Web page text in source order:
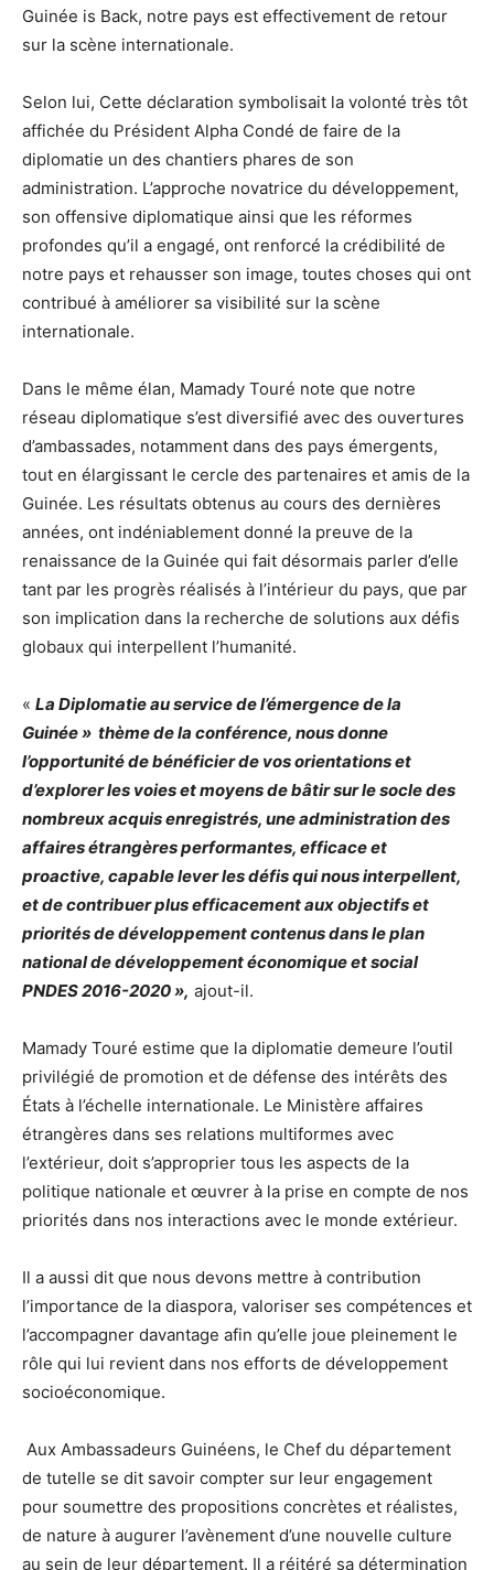
Guinée is Back, notre pays est effectivement de retour
sur la scène internationale.
Selon lui, Cette déclaration symbolisait la volonté très tôt
affichée du Président Alpha Condé de faire de la
diplomatie un des chantiers phares de son
administration. L’approche novatrice du développement,
son offensive diplomatique ainsi que les réformes
profondes qu’il a engagé, ont renforcé la crédibilité de
notre pays et rehausser son image, toutes choses qui ont
contribué à améliorer sa visibilité sur la scène
internationale.
Dans le même élan, Mamady Touré note que notre
réseau diplomatique s’est diversifié avec des ouvertures
d’ambassades, notamment dans des pays émergents,
tout en élargissant le cercle des partenaires et amis de la
Guinée. Les résultats obtenus au cours des dernières
années, ont indéniablement donné la preuve de la
renaissance de la Guinée qui fait désormais parler d’elle
tant par les progrès réalisés à l’intérieur du pays, que par
son implication dans la recherche de solutions aux défis
globaux qui interpellent l’humanité.
« La Diplomatie au service de l’émergence de la
Guinée » thème de la conférence, nous donne
l’opportunité de bénéficier de vos orientations et
d’explorer les voies et moyens de bâtir sur le socle des
nombreux acquis enregistrés, une administration des
affaires étrangères performantes, efficace et
proactive, capable lever les défis qui nous interpellent,
et de contribuer plus efficacement aux objectifs et
priorités de développement contenus dans le plan
national de développement économique et social
PNDES 2016-2020 », ajout-il.
Mamady Touré estime que la diplomatie demeure l’outil
privilégié de promotion et de défense des intérêts des
États à l’échelle internationale. Le Ministère affaires
étrangères dans ses relations multiformes avec
l’extérieur, doit s’approprier tous les aspects de la
politique nationale et œuvrer à la prise en compte de nos
priorités dans nos interactions avec le monde extérieur.
Il a aussi dit que nous devons mettre à contribution
l’importance de la diaspora, valoriser ses compétences et
l’accompagner davantage afin qu’elle joue pleinement le
rôle qui lui revient dans nos efforts de développement
socioéconomique.
Aux Ambassadeurs Guinéens, le Chef du département
de tutelle se dit savoir compter sur leur engagement
pour soumettre des propositions concrètes et réalistes,
de nature à augurer l’avènement d’une nouvelle culture
au sein de leur département. Il a réitéré sa détermination